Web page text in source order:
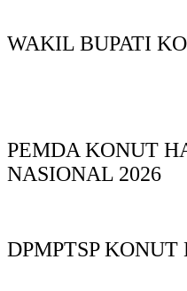
WAKIL BUPATI
PEMDA KONUT
NASIONAL 2026
DPMPTSP